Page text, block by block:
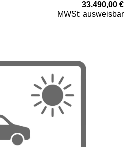
33.490,00 €
MWSt: ausweisbar